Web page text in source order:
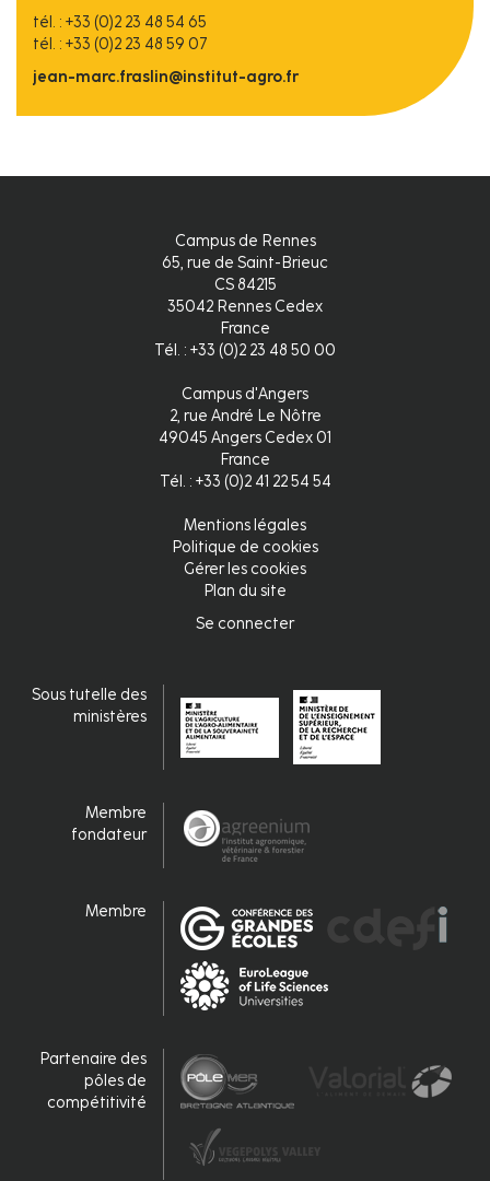
tél. : +33 (0)2 23 48 54 65
tél. : +33 (0)2 23 48 59 07
jean-marc.fraslin@institut-agro.fr
Campus de Rennes
65, rue de Saint-Brieuc
CS 84215
35042 Rennes Cedex
France
Tél. : +33 (0)2 23 48 50 00
Campus d'Angers
2, rue André Le Nôtre
49045 Angers Cedex 01
France
Tél. : +33 (0)2 41 22 54 54
Mentions légales
Politique de cookies
Gérer les cookies
Plan du site
Se connecter
Sous tutelle des
ministères
Membre
fondateur
Membre
Partenaire des
pôles de
compétitivité